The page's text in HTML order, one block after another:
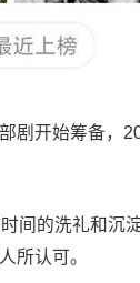
剧开始筹备，
间的洗礼和沉
所认可。